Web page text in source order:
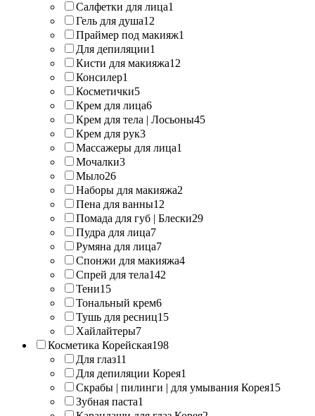
Салфетки для лица1
Гель для душа12
Праймер под макияж1
Для депиляции1
Кисти для макияжа12
Консилер1
Косметички5
Крем для лица6
Крем для тела | Лосьоны45
Крем для рук3
Массажеры для лица1
Мочалки3
Мыло26
Наборы для макияжа2
Пена для ванны12
Помада для губ | Блески29
Пудра для лица7
Румяна для лица7
Спонжи для макияжа4
Спрей для тела142
Тени15
Тональный крем6
Тушь для ресниц15
Хайлайтеры7
Косметика Корейская198
Для глаз11
Для депиляции Корея1
Скрабы | пилинги | для умывания Корея15
Зубная паста1